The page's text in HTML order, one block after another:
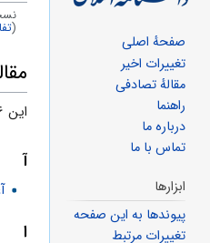
نسخهٔ
(
پرش
به
پرش
به
این ۵۶ صفحه در این رده قرار دارند؛ این رده در کل حاوی ۵۶ صفحه است.
آ
ا
صفحهٔ اصلی
تغییرات اخیر
مقالهٔ تصادفی
راهنما
درباره ما
تماس با ما
ابزارها
پیوندها به این صفحه
تغییرات مرتبط